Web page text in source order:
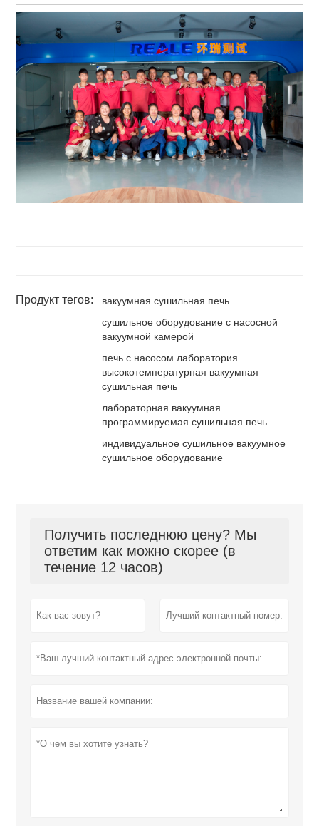
Продукт тегов:
вакуумная сушильная печь
сушильное оборудование с насосной
вакуумной камерой
печь с насосом лаборатория
высокотемпературная вакуумная
сушильная печь
лабораторная вакуумная
программируемая сушильная печь
индивидуальное сушильное вакуумное
сушильное оборудование
Получить последнюю цену? Мы
ответим как можно скорее (в
течение 12 часов)